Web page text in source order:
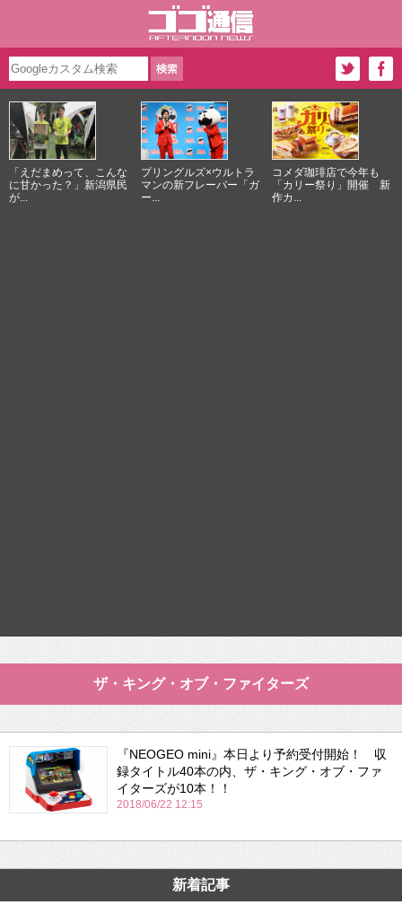
「えだまめって、こんな
に甘かった？」新潟県民
が...
プリングルズ×ウルトラ
マンの新フレーバー「ガ
ー...
コメダ珈琲店で今年も
「カリー祭り」開催 新
作カ...
ザ・キング・オブ・ファイターズ
『NEOGEO mini』本日より予約受付開始！ 収
録タイトル40本の内、ザ・キング・オブ・ファ
イターズが10本！！
2018/06/22 12:15
新着記事